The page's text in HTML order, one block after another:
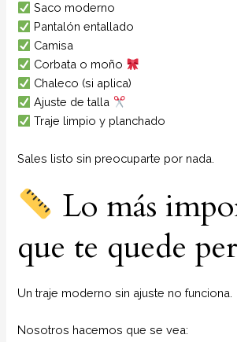
Saco moderno
Pantalón entallado
Camisa
Corbata o moño
Chaleco (si aplica)
Ajuste de talla
Traje limpio y planchado
Sales listo sin preocuparte por nada.
Lo más
que te quede
Un traje moderno sin ajuste no funciona.
Nosotros hacemos que se vea: